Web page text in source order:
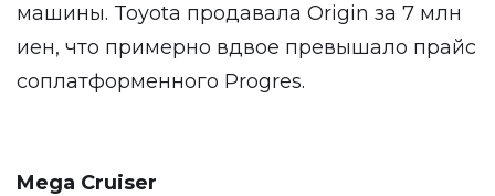
машины. Toyota продавала Origin за 7 млн
иен, что примерно вдвое превышало прайс
соплатформенного Progres.
Mega Cruiser